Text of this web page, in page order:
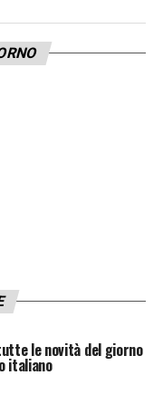
12/03 h. 15.00
le novità del giorno
italiano